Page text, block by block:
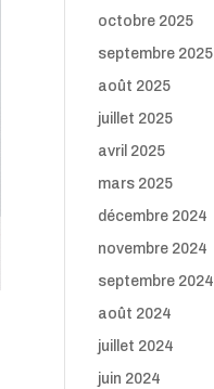
octobre 2025
septembre 2025
août 2025
juillet 2025
avril 2025
mars 2025
décembre 2024
novembre 2024
septembre 2024
août 2024
juillet 2024
juin 2024